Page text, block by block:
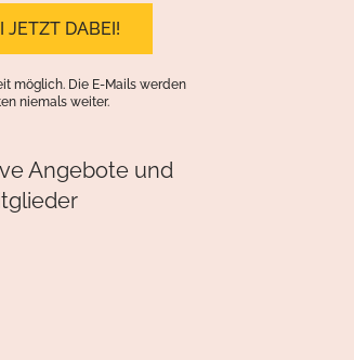
möglich. Die E-Mails werden
niemals weiter.
Angebote und